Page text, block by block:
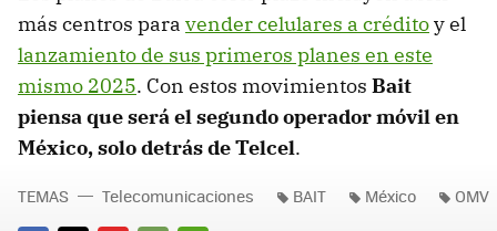
más centros para vender celulares a créditoy el
lanzamiento de sus primeros planes en este
mismo 2025. Con estos movimientos Bait
piensa que será el segundo operador móvil en
México, solo detrás de Telcel.
TEMAS Telecomunicaciones BAIT México OMV